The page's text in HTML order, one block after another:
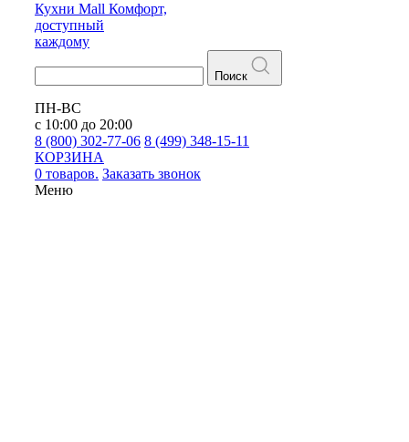
Кухни Mall Комфорт,
доступный
каждому
Поиск
ПН-ВС
с 10:00 до 20:00
8 (800) 302-77-06 8 (499) 348-15-11
КОРЗИНА
0 товаров. Заказать звонок
Меню